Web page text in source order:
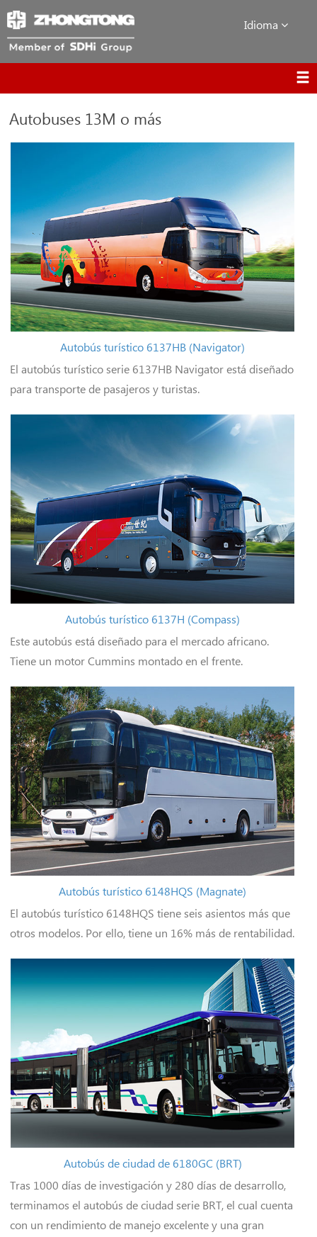
Idioma
Autobuses 13M o más
Autobús turístico 6137HB (Navigator)
El autobús turístico serie 6137HB Navigator está diseñado
para transporte de pasajeros y turistas.
Autobús turístico 6137H (Compass)
Este autobús está diseñado para el mercado africano.
Tiene un motor Cummins montado en el frente.
Autobús turístico 6148HQS (Magnate)
El autobús turístico 6148HQS tiene seis asientos más que
otros modelos. Por ello, tiene un 16% más de rentabilidad.
Autobús de ciudad de 6180GC (BRT)
Tras 1000 días de investigación y 280 días de desarrollo,
terminamos el autobús de ciudad serie BRT, el cual cuenta
con un rendimiento de manejo excelente y una gran